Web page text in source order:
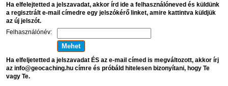
Ha elfelejtetted a jelszavadat, akkor írd ide a felhasználóneved és küldünk
a regisztrált e-mail címedre egy jelszókérő linket, amire kattintva küldjük
az új jelszót.
Felhasználónév:
Ha elfeljetetted a jelszavadat ÉS az e-mail címed is megváltozott, akkor írj
az info@geocaching.hu címre és próbáld hitelesen bizonyítani, hogy Te
vagy Te.